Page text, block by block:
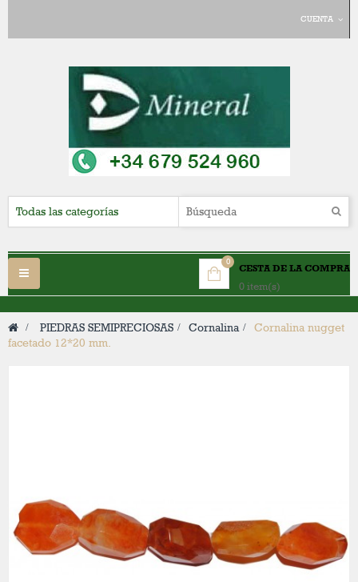
CUENTA
CESTA DE LA COMPRA
0 item(s)
0
Navegación
Toggle
> PIEDRAS SEMIPRECIOSAS > Cornalina > Cornalina nugget
facetado 12*20 mm.